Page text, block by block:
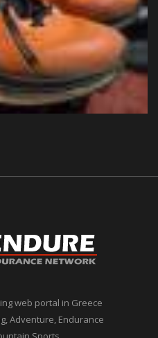
web portal in Greece
Adventure, Endurance